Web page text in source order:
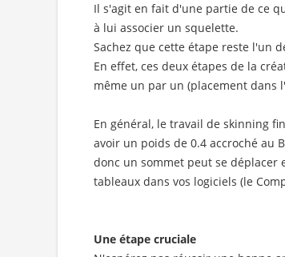
Il s'agit en fait d'une partie de ce
à lui associer un squelette.
Sachez que cette étape reste l'un
En effet, ces deux étapes de la
même un par un (placement dans
En général, le travail de skinning
avoir un poids de 0.4 accroché au
donc un sommet peut se déplacer
tableaux dans vos logiciels (le
Une étape cruciale